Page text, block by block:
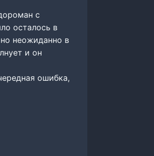
с
осталось в
неожиданно в
и он
ошибка,